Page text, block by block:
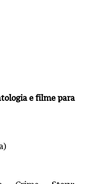
e filme para
)